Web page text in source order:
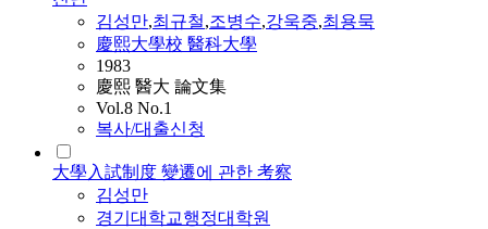
김성만,최규철,조병수,강욱중,최용묵
慶熙大學校 醫科大學
1983
慶熙 醫大 論文集
Vol.8 No.1
복사/대출신청
大學入試制度 變遷에 관한 考察
김성만
경기대학교행정대학원